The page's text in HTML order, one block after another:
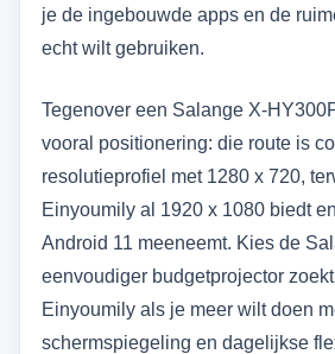
je de ingebouwde apps en de
echt wilt gebruiken.
Tegenover een Salange X-
vooral positionering: die route is
resolutieprofiel met 1280 x 720,
Einyoumily al 1920 x 1080 biedt
Android 11 meeneemt. Kies de
eenvoudiger budgetprojector
Einyoumily als je meer wilt doen
schermspiegeling en dagelijkse